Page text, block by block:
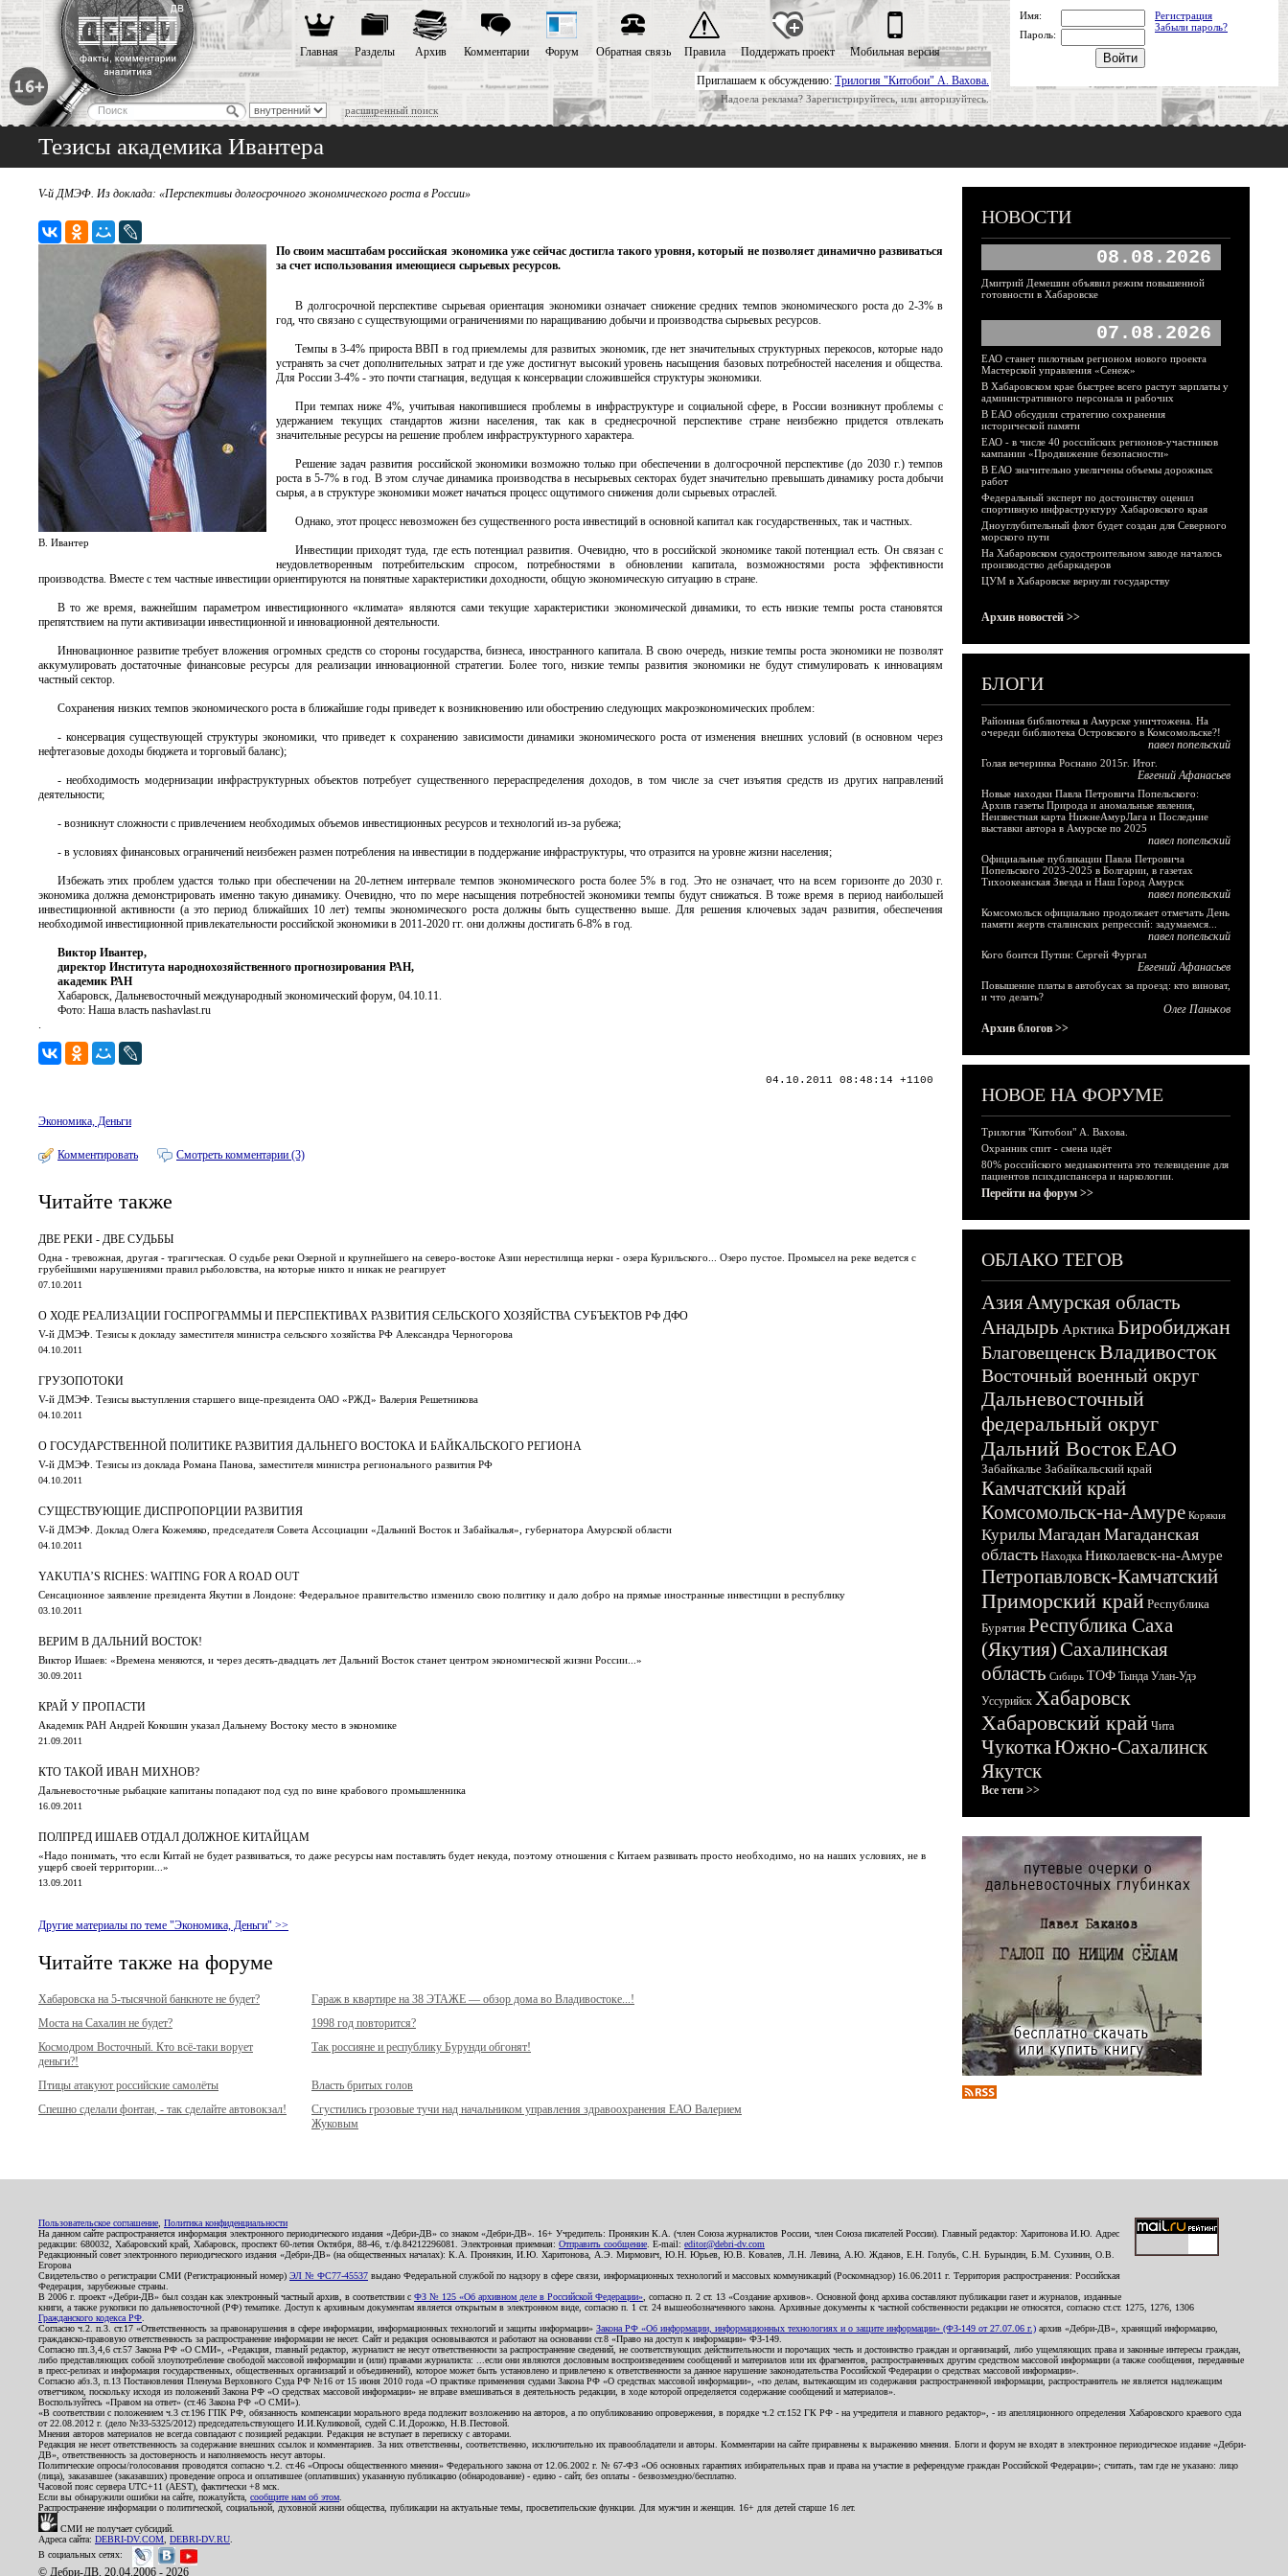
Приглашаем к обсуждению: Трилогия "Китобои" А. Вахова.
Надоела реклама? Зарегистрируйтесь, или авторизуйтесь.
расширенный поиск
Главная Разделы Архив Комментарии Форум Обратная связь Правила Поддержать проект Мобильная версия
Имя:
Регистрация
Забыли пароль?
Пароль:
Тезисы академика Ивантера
V-й ДМЭФ. Из доклада: «Перспективы долгосрочного экономического роста в России»
В. Ивантер
По своим масштабам российская экономика уже сейчас достигла такого уровня, который не позволяет динамично развиваться
за счет использования имеющиеся сырьевых ресурсов.
В долгосрочной перспективе сырьевая ориентация экономики означает снижение средних темпов экономического роста до 2-3% в
год, что связано с существующими ограничениями по наращиванию добычи и производства сырьевых ресурсов.
Темпы в 3-4% прироста ВВП в год приемлемы для развитых экономик, где нет значительных структурных перекосов, которые надо
устранять за счет дополнительных затрат и где уже достигнут высокий уровень насыщения базовых потребностей населения и общества.
Для России 3-4% - это почти стагнация, ведущая к консервации сложившейся структуры экономики.
При темпах ниже 4%, учитывая накопившиеся проблемы в инфраструктуре и социальной сфере, в России возникнут проблемы с
удержанием текущих стандартов жизни населения, так как в среднесрочной перспективе стране неизбежно придется отвлекать
значительные ресурсы на решение проблем инфраструктурного характера.
Решение задач развития российской экономики возможно только при обеспечении в долгосрочной перспективе (до 2030 г.) темпов
роста в 5-7% в год. В этом случае динамика производства в несырьевых секторах будет значительно превышать динамику роста добычи
сырья, а в структуре экономики может начаться процесс ощутимого снижения доли сырьевых отраслей.
Однако, этот процесс невозможен без существенного роста инвестиций в основной капитал как государственных, так и частных.
Инвестиции приходят туда, где есть потенциал развития. Очевидно, что в российской экономике такой потенциал есть. Он связан с
неудовлетворенным потребительским спросом, потребностями в обновлении капитала, возможностями роста эффективности
производства. Вместе с тем частные инвестиции ориентируются на понятные характеристики доходности, общую экономическую ситуацию в стране.
В то же время, важнейшим параметром инвестиционного «климата» являются сами текущие характеристики экономической динамики, то есть низкие темпы роста становятся
препятствием на пути активизации инвестиционной и инновационной деятельности.
Инновационное развитие требует вложения огромных средств со стороны государства, бизнеса, иностранного капитала. В свою очередь, низкие темпы роста экономики не позволят
аккумулировать достаточные финансовые ресурсы для реализации инновационной стратегии. Более того, низкие темпы развития экономики не будут стимулировать к инновациям
частный сектор.
Сохранения низких темпов экономического роста в ближайшие годы приведет к возникновению или обострению следующих макроэкономических проблем:
- консервация существующей структуры экономики, что приведет к сохранению зависимости динамики экономического роста от изменения внешних условий (в основном через
нефтегазовые доходы бюджета и торговый баланс);
- необходимость модернизации инфраструктурных объектов потребует существенного перераспределения доходов, в том числе за счет изъятия средств из других направлений
деятельности;
- возникнут сложности с привлечением необходимых объемов инвестиционных ресурсов и технологий из-за рубежа;
- в условиях финансовых ограничений неизбежен размен потребления на инвестиции в поддержание инфраструктуры, что отразится на уровне жизни населения;
Избежать этих проблем удастся только при обеспечении на 20-летнем интервале темпов экономического роста более 5% в год. Это не означает, что на всем горизонте до 2030 г.
экономика должна демонстрировать именно такую динамику. Очевидно, что по мере насыщения потребностей экономики темпы будут снижаться. В тоже время в период наибольшей
инвестиционной активности (а это период ближайших 10 лет) темпы экономического роста должны быть существенно выше. Для решения ключевых задач развития, обеспечения
необходимой инвестиционной привлекательности российской экономики в 2011-2020 гг. они должны достигать 6-8% в год.
Виктор Ивантер,
директор Института народнохозяйственного прогнозирования РАН,
академик РАН
Хабаровск, Дальневосточный международный экономический форум, 04.10.11.
Фото: Наша власть nashavlast.ru
.
04.10.2011 08:48:14 +1100
Экономика, Деньги
Комментировать Смотреть комментарии (3)
Читайте также
ДВЕ РЕКИ - ДВЕ СУДЬБЫ
Одна - тревожная, другая - трагическая. О судьбе реки Озерной и крупнейшего на северо-востоке Азии нерестилища нерки - озера Курильского... Озеро пустое. Промысел на реке ведется с
грубейшими нарушениями правил рыболовства, на которые никто и никак не реагирует
07.10.2011
О ХОДЕ РЕАЛИЗАЦИИ ГОСПРОГРАММЫ И ПЕРСПЕКТИВАХ РАЗВИТИЯ СЕЛЬСКОГО ХОЗЯЙСТВА СУБЪЕКТОВ РФ ДФО
V-й ДМЭФ. Тезисы к докладу заместителя министра сельского хозяйства РФ Александра Черногорова
04.10.2011
ГРУЗОПОТОКИ
V-й ДМЭФ. Тезисы выступления старшего вице-президента ОАО «РЖД» Валерия Решетникова
04.10.2011
О ГОСУДАРСТВЕННОЙ ПОЛИТИКЕ РАЗВИТИЯ ДАЛЬНЕГО ВОСТОКА И БАЙКАЛЬСКОГО РЕГИОНА
V-й ДМЭФ. Тезисы из доклада Романа Панова, заместителя министра регионального развития РФ
04.10.2011
СУЩЕСТВУЮЩИЕ ДИСПРОПОРЦИИ РАЗВИТИЯ
V-й ДМЭФ. Доклад Олега Кожемяко, председателя Совета Ассоциации «Дальний Восток и Забайкалья», губернатора Амурской области
04.10.2011
YAKUTIA’S RICHES: WAITING FOR A ROAD OUT
Сенсационное заявление президента Якутии в Лондоне: Федеральное правительство изменило свою политику и дало добро на прямые иностранные инвестиции в республику
03.10.2011
ВЕРИМ В ДАЛЬНИЙ ВОСТОК!
Виктор Ишаев: «Времена меняются, и через десять-двадцать лет Дальний Восток станет центром экономической жизни России...»
30.09.2011
КРАЙ У ПРОПАСТИ
Академик РАН Андрей Кокошин указал Дальнему Востоку место в экономике
21.09.2011
КТО ТАКОЙ ИВАН МИХНОВ?
Дальневосточные рыбацкие капитаны попадают под суд по вине крабового промышленника
16.09.2011
ПОЛПРЕД ИШАЕВ ОТДАЛ ДОЛЖНОЕ КИТАЙЦАМ
«Надо понимать, что если Китай не будет развиваться, то даже ресурсы нам поставлять будет некуда, поэтому отношения с Китаем развивать просто необходимо, но на наших условиях, не в
ущерб своей территории...»
13.09.2011
Другие материалы по теме "Экономика, Деньги" >>
Читайте также на форуме
Хабаровска на 5-тысячной банкноте не будет?
Гараж в квартире на 38 ЭТАЖЕ — обзор дома во Владивостоке...!
Моста на Сахалин не будет?
1998 год повторится?
Космодром Восточный. Кто всё-таки ворует
деньги?!
Так россияне и республику Бурунди обгонят!
Птицы атакуют российские самолёты
Власть бритых голов
Спешно сделали фонтан, - так сделайте автовокзал!
Сгустились грозовые тучи над начальником управления здравоохранения ЕАО Валерием
Жуковым
НОВОСТИ
08.08.2026
Дмитрий Демешин объявил режим повышенной
готовности в Хабаровске
07.08.2026
ЕАО станет пилотным регионом нового проекта
Мастерской управления «Сенеж»
В Хабаровском крае быстрее всего растут зарплаты у
административного персонала и рабочих
В ЕАО обсудили стратегию сохранения
исторической памяти
ЕАО - в числе 40 российских регионов-участников
кампании «Продвижение безопасности»
В ЕАО значительно увеличены объемы дорожных
работ
Федеральный эксперт по достоинству оценил
спортивную инфраструктуру Хабаровского края
Дноуглубительный флот будет создан для Северного
морского пути
На Хабаровском судостроительном заводе началось
производство дебаркадеров
ЦУМ в Хабаровске вернули государству
Архив новостей >>
БЛОГИ
Районная библиотека в Амурске уничтожена. На
очереди библиотека Островского в Комсомольске?!
павел попельский
Голая вечеринка Роснано 2015г. Итог.
Евгений Афанасьев
Новые находки Павла Петровича Попельского:
Архив газеты Природа и аномальные явления,
Неизвестная карта НижнеАмурЛага и Последние
выставки автора в Амурске по 2025
павел попельский
Официальные публикации Павла Петровича
Попельского 2023-2025 в Болгарии, в газетах
Тихоокеанская Звезда и Наш Город Амурск
павел попельский
Комсомольск официально продолжает отмечать День
памяти жертв сталинских репрессий: задумаемся...
павел попельский
Кого боится Путин: Сергей Фургал
Евгений Афанасьев
Повышение платы в автобусах за проезд: кто виноват,
и что делать?
Олег Паньков
Архив блогов >>
НОВОЕ НА ФОРУМЕ
Трилогия "Китобои" А. Вахова.
Охранник спит - смена идёт
80% российского медиаконтента это телевидение для
пациентов психдиспансера и наркологии.
Перейти на форум >>
ОБЛАКО ТЕГОВ
АзияАмурская область
Анадырь Арктика Биробиджан
БлаговещенскВладивосток
Восточный военный округ
Дальневосточный
федеральный округ
Дальний ВостокЕАО
Забайкалье Забайкальский край
Камчатский край
Комсомольск-на-Амуре Корякия
КурилыМагадан Магаданская
область Находка Николаевск-на-Амуре
Петропавловск-Камчатский
Приморский край Республика
Бурятия Республика Саха
(Якутия)Сахалинская
область Сибирь ТОФ Тында Улан-Удэ
Уссурийск Хабаровск
Хабаровский край Чита
ЧукоткаЮжно-Сахалинск
Якутск
Все теги >>
Пользовательское соглашение Политика конфиденциальности
На данном сайте распространяется информация электронного периодического издания «Дебри-ДВ» со знаком «Дебри-ДВ». 16+ Учредитель: Пронякин К.А. (член Союза журналистов России, член Союза писателей России). Главный редактор: Харитонова И.Ю. Адрес
редакции: 680032, Хабаровский край, Хабаровск, проспект 60-летия Октября, 88-46, т./ф.84212296081. Электронная приемная: Отправить сообщение . E-mail: editor@debri-dv.com
Редакционный совет электронного периодического издания «Дебри-ДВ» (на общественных началах): К.А. Пронякин, И.Ю. Харитонова, А.Э. Мирмович, Ю.Н. Юрьев, Ю.В. Ковалев, Л.Н. Левина, А.Ю. Жданов, Е.Н. Голубь, С.Н. Бурындин, Б.М. Сухинин, О.В.
Егорова
Свидетельство о регистрации СМИ (Регистрационный номер) ЭЛ № ФС77-45537 выдано Федеральной службой по надзору в сфере связи, информационных технологий и массовых коммуникаций (Роскомнадзор) 16.06.2011 г. Территория распространения: Российская
Федерация, зарубежные страны.
В 2006 г. проект «Дебри-ДВ» был создан как электронный частный архив, в соответствии с ФЗ № 125 «Об архивном деле в Российской Федерации» , согласно п. 2 ст. 13 «Создание архивов». Основной фонд архива составляют публикации газет и журналов, изданные
книги, а также рукописи по дальневосточной (РФ) тематике. Доступ к архивным документам является открытым в электронном виде, согласно п. 1 ст. 24 вышеобозначенного закона. Архивные документы к частной собственности редакции не относятся, согласно ст.ст. 1275, 1276, 1306
Гражданского кодекса РФ
Согласно ч.2. п.3. ст.17 «Ответственность за правонарушения в сфере информации, информационных технологий и защиты информации» Закона РФ «Об информации, информационных технологиях и о защите информации» (ФЗ-149 от 27.07.06 г.) архив «Дебри-ДВ», хранящий информацию,
гражданско-правовую ответственность за распространение информации не несет. Сайт и редакция основываются и работают на основании ст.8 «Право на доступ к информации» ФЗ-149.
Согласно пп.3,4,6 ст.57 Закона РФ «О СМИ», «Редакция, главный редактор, журналист не несут ответственности за распространение сведений, не соответствующих действительности и порочащих честь и достоинство граждан и организаций, либо ущемляющих права и законные интересы граждан,
либо представляющих собой злоупотребление свободой массовой информации и (или) правами журналиста: ...если они являются дословным воспроизведением сообщений и материалов или их фрагментов, распространенных другим средством массовой информации (а также сообщения, переданные
в пресс-релизах и информация государственных, общественных организаций и объединений), которое может быть установлено и привлечено к ответственности за данное нарушение законодательства Российской Федерации о средствах массовой информации».
Согласно абз.3, п.13 Постановления Пленума Верховного Суда РФ №16 от 15 июня 2010 года «О практике применения судами Закона РФ «О средствах массовой информации», «по делам, вытекающим из содержания распространенной информации, распространитель не является надлежащим
ответчиком, поскольку исходя из положений Закона РФ «О средствах массовой информации» не вправе вмешиваться в деятельность редакции, в ходе которой определяется содержание сообщений и материалов».
Воспользуйтесь «Правом на ответ» (ст.46 Закона РФ «О СМИ»).
«В соответствии с положением ч.3 ст.196 ГПК РФ, обязанность компенсации морального вреда подлежит возложению на авторов, а по опубликованию опровержения, в порядке ч.2 ст.152 ГК РФ - на учредителя и главного редактор», - из апелляционного определения Хабаровского краевого суда
от 22.08.2012 г. (дело №33-5325/2012) председательствующего И.И.Куликовой, судей С.И.Дорожко, Н.В.Пестовой.
Мнения авторов материалов не всегда совпадают с позицией редакции. Редакция не вступает в переписку с авторами.
Редакция не несет ответственность за содержание внешних ссылок и комментариев. За них ответственны, соответственно, исключительно их правообладатели и авторы. Комментарии на сайте приравнены к выражению мнения. Блоги и форум не входят в электронное периодическое издание «Дебри-
ДВ», ответственность за достоверность и наполняемость несут авторы.
Политические опросы/голосования проводятся согласно ч.2. ст.46 «Опросы общественного мнения» Федерального закона от 12.06.2002 г. № 67-ФЗ «Об основных гарантиях избирательных прав и права на участие в референдуме граждан Российской Федерации»; считать, там где не указано: лицо
(лица), заказавшее (заказавших) проведение опроса и оплатившее (оплативших) указанную публикацию (обнародование) - едино - сайт, без оплаты - безвозмездно/бесплатно.
Часовой пояс сервера UTC+11 (AEST), фактически +8 мск.
Если вы обнаружили ошибки на сайте, пожалуйста, сообщите нам об этом
Распространение информации о политической, социальной, духовной жизни общества, публикации на актуальные темы, просветительские функции. Для мужчин и женщин. 16+ для детей старше 16 лет.
СМИ не получает субсидий.
Адреса сайта: DEBRI-DV.COM DEBRI-DV.RU
В социальных сетях:
© Дебри-ДВ, 20.04.2006 - 2026